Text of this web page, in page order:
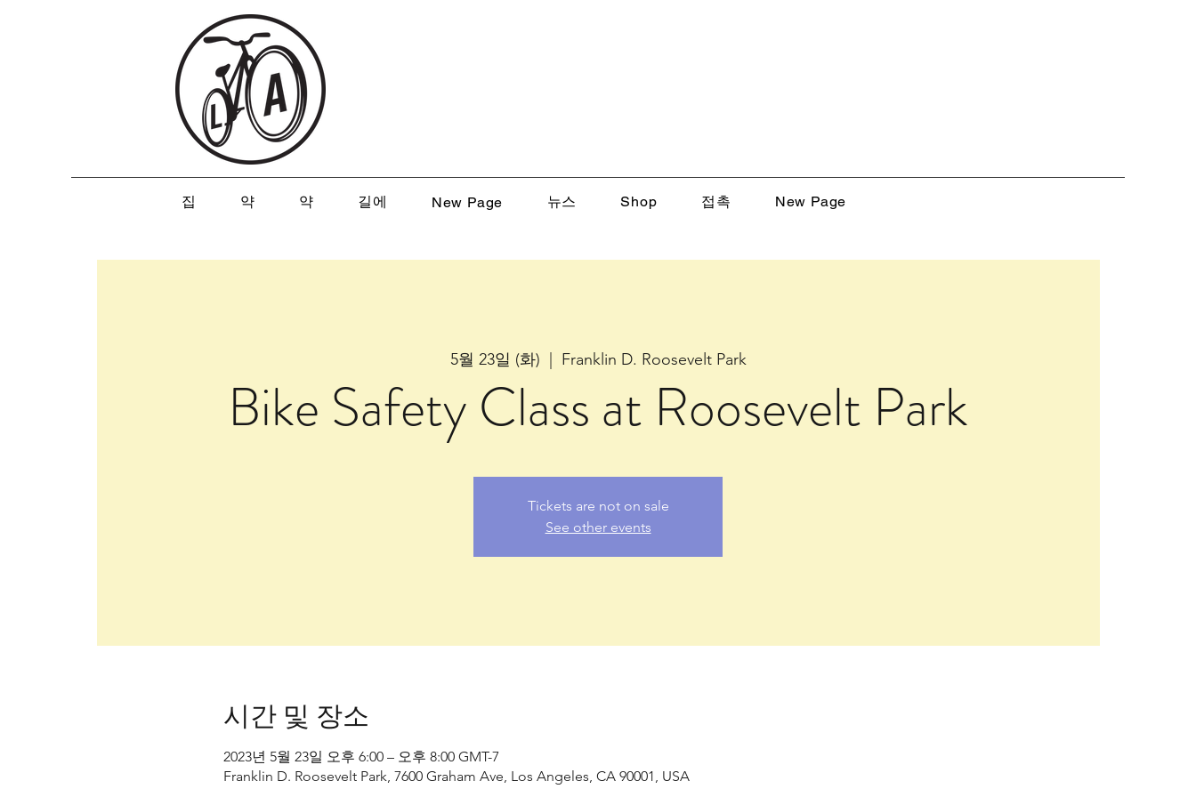
집 약 약 길에 New Page 뉴스 Shop 접촉 New Page
5월 23일 (화) Franklin D. Roosevelt Park
Bike Safety Class at Roosevelt Park
Tickets are not on sale
See other events
시간 및 장소
2023년 5월 23일 오후 6:00 – 오후 8:00 GMT-7
Franklin D. Roosevelt Park, 7600 Graham Ave, Los Angeles, CA 90001, USA